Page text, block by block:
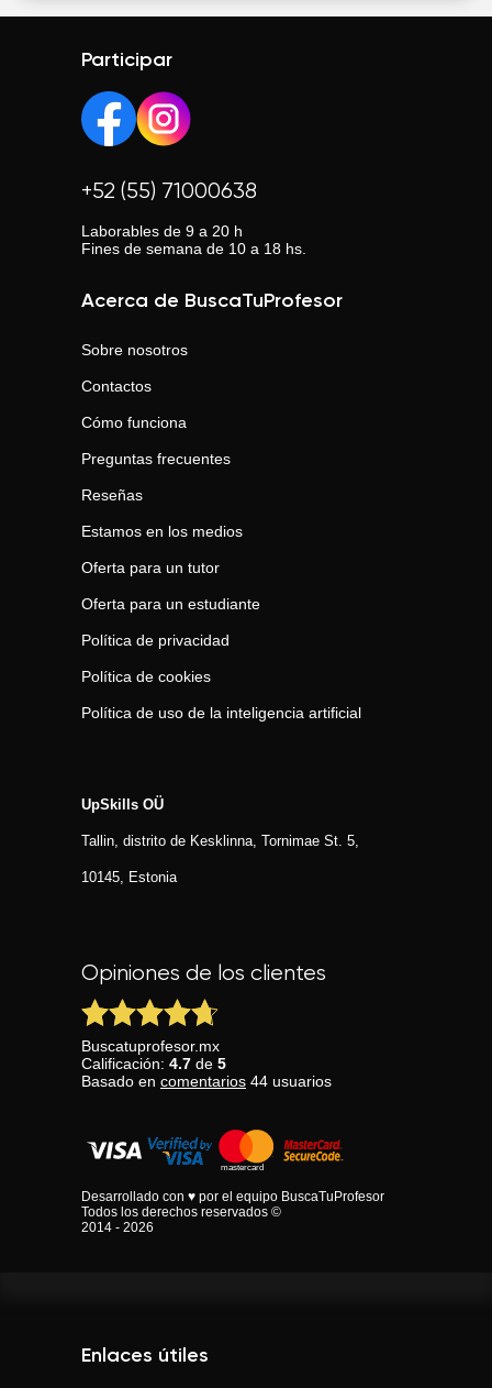
Participar
+52 (55) 71000638
Laborables de 9 a 20 h
Fines de semana de 10 a 18 hs.
Acerca de BuscaTuProfesor
Sobre nosotros
Contactos
Cómo funciona
Preguntas frecuentes
Reseñas
Estamos en los medios
Oferta para un tutor
Oferta para un estudiante
Política de privacidad
Política de cookies
Política de uso de la inteligencia artificial
UpSkills OÜ
Tallin, distrito de Kesklinna, Tornimаe St. 5,
10145, Estonia
Opiniones de los clientes
Buscatuprofesor.mx
Calificación: 4.7 de 5
Basado en comentarios 44 usuarios
Desarrollado con ♥ por el equipo BuscaTuProfesor
Todos los derechos reservados ©
2014 - 2026
Enlaces útiles